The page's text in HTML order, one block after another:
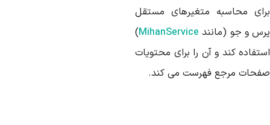
محاسبه متغیرهای مستقل
و جو (مانندMihanService
)
کند و آن را برای محتویات
مرجع فهرست می کند.